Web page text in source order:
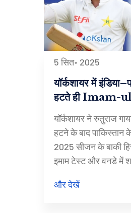
5 सित॰ 2025
यॉर्कशायर में
हटते ही Imam-
यॉर्कशायर ने रुतुराज
हटने के बाद
2025 सीजन के बाकी
इमाम टेस्ट और वनडे में
चैम्पियनशिप और वन-डे
और देखें